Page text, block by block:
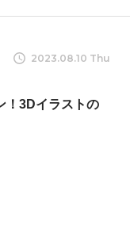
2023.08.10 Thu
！3Dイラストの